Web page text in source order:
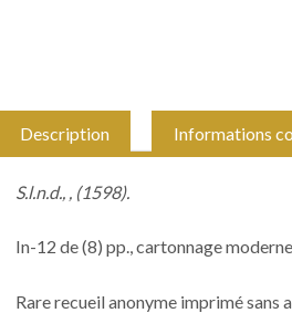
Description Informations
S.l.n.d., , (1598).
In-12 de (8) pp., cartonnage
Rare recueil anonyme imprimé sans